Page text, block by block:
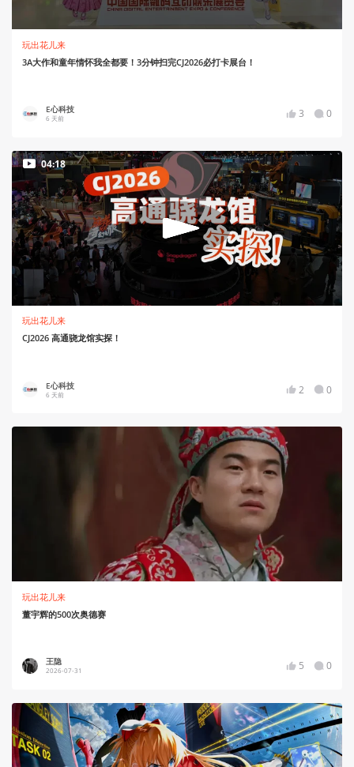
玩出花儿来
3A大作和童年情怀我全都要！3分钟扫完CJ2026必打卡展台！
E心科技
6 天前 3 0
04:18
玩出花儿来
CJ2026 高通骁龙馆实探！
E心科技
6 天前 2 0
玩出花儿来
董宇辉的500次奥德赛
王隐
2026-07-31 5 0